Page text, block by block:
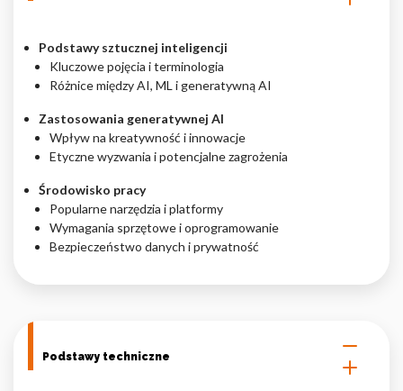
Podstawy sztucznej inteligencji
Kluczowe pojęcia i terminologia
Różnice między AI, ML i generatywną AI
Zastosowania generatywnej AI
Wpływ na kreatywność i innowacje
Etyczne wyzwania i potencjalne zagrożenia
Środowisko pracy
Popularne narzędzia i platformy
Wymagania sprzętowe i oprogramowanie
Bezpieczeństwo danych i prywatność
Podstawy techniczne
klasyfikowania, wraz z dostawcami poszczególnych ciasteczek.
Zapisz moje preferencje